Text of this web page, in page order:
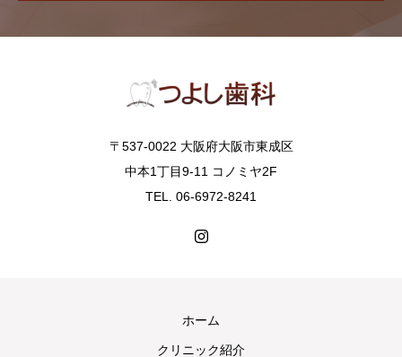
〒537-0022 大阪府大阪市東成区
中本1丁目9-11 コノミヤ2F
TEL. 06-6972-8241
ホーム
クリニック紹介